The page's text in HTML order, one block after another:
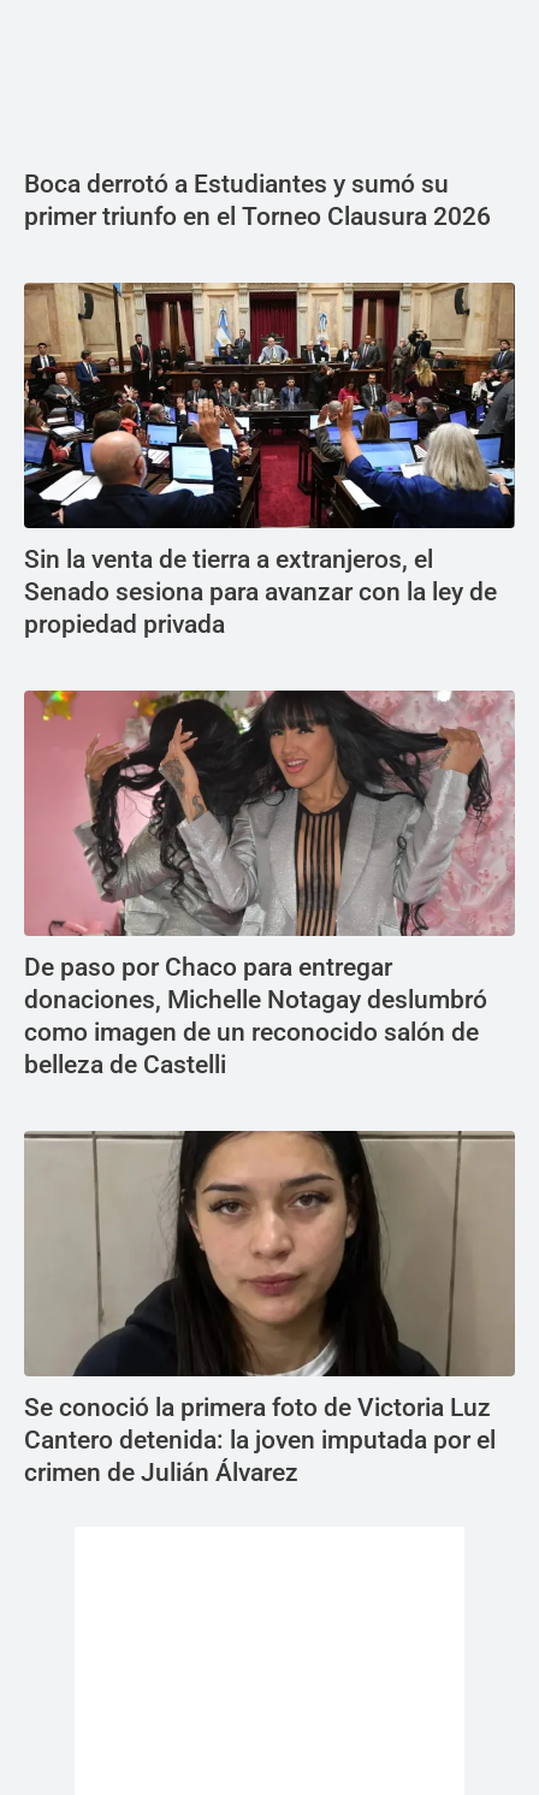
Boca derrotó a Estudiantes y sumó su
primer triunfo en el Torneo Clausura 2026
Sin la venta de tierra a extranjeros, el
Senado sesiona para avanzar con la ley de
propiedad privada
De paso por Chaco para entregar
donaciones, Michelle Notagay deslumbró
como imagen de un reconocido salón de
belleza de Castelli
Se conoció la primera foto de Victoria Luz
Cantero detenida: la joven imputada por el
crimen de Julián Álvarez